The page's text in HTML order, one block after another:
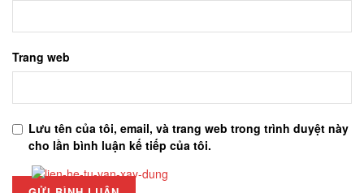
Trang web
Lưu tên của tôi, email, và trang web trong trình duyệt này
cho lần bình luận kế tiếp của tôi.